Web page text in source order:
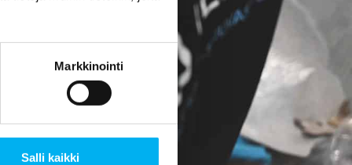
Markkinointi
Salli kaikki
on tae